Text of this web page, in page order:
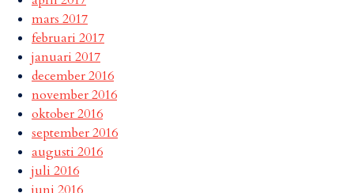
mars 2017
februari 2017
januari 2017
december 2016
november 2016
oktober 2016
september 2016
augusti 2016
juli 2016